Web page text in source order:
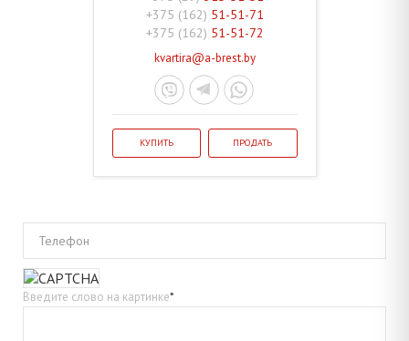
+375 (162) 51-51-71
+375 (162) 51-51-72
kvartira@a-brest.by
КУПИТЬ ПРОДАТЬ
Телефон
Введите слово на картинке*